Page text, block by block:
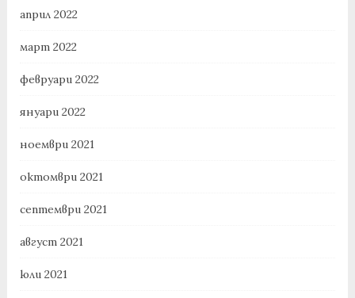
април 2022
март 2022
февруари 2022
януари 2022
ноември 2021
октомври 2021
септември 2021
август 2021
юли 2021